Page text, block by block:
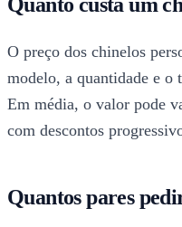
O preço dos chinelos
modelo, a quantidade e o
Em média, o valor pode
com descontos
Quantos pares